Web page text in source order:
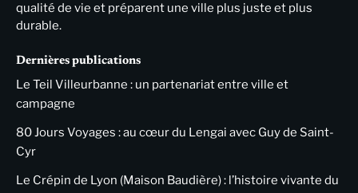
qualité de vie et préparent une ville plus juste et plus
durable.
Dernières publications
Le Teil Villeurbanne : un partenariat entre ville et
campagne
80 Jours Voyages : au cœur du Lengai avec Guy de Saint-
Cyr
Le Crépin de Lyon (Maison Baudière) : l’histoire vivante du